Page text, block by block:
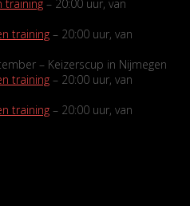
training – 20:00 uur, van
training – 20:00 uur, van
– Keizerscup in Nijmegen
training – 20:00 uur, van
training – 20:00 uur, van